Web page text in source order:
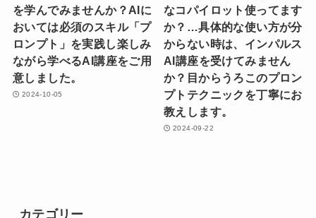
を学んでみませんか？AIに
おいては必須のスキル「プ
ロンプト」を実践し楽しみ
ながら学べるAI講座をご用
意しました。
2024-10-05
なコパイロット使ってます
か？…具体的な使い方が分
からない時は、インパルス
AI講座を受けてみません
か？目からうろこのプロン
プトテクニックを丁寧にお
教えします。
2024-09-22
カテゴリー